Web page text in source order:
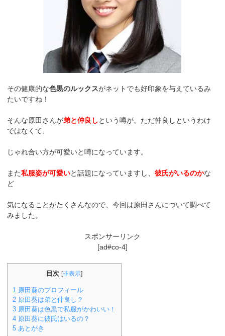
その健康的な色黒のルックスがネットでも好印象を与えているみ
たいですね！
そんな原田さんが弟と仲良しという噂が。ただ仲良しというわけ
ではなくて、
じゃれ合い方が可愛いと噂になっています。
また私服姿が可愛いと話題になっていますし、彼氏がいるのかな
ど
気になることがたくさんなので、今回は原田さんについて調べて
みました。
スポンサーリンク
[ad#co-4]
目次 [非表示]
1 原田葵のプロフィール
2 原田葵は弟と仲良し？
3 原田葵は色黒で私服がかわいい！
4 原田葵に彼氏はいるの？
5 あとがき